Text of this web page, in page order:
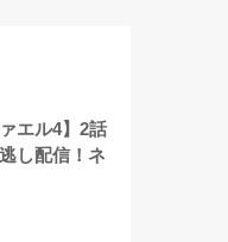
エル4】2話
し配信！ネ